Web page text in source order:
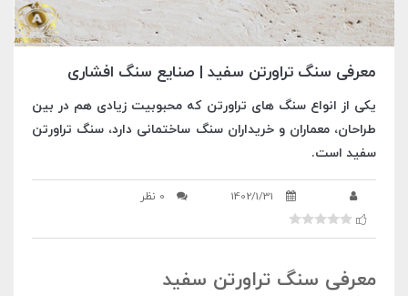
معرفی سنگ تراورتن سفید | صنایع سنگ افشاری
یکی از انواع سنگ های تراورتن که محبوبیت زیادی هم در بین
طراحان، معماران و خریداران سنگ ساختمانی دارد، سنگ تراورتن
سفید است.
1402/1/31 0 نظر
معرفی سنگ تراورتن سفید